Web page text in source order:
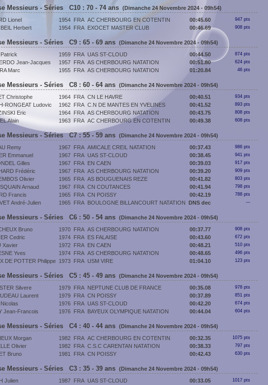
Messieurs - Séries C10 : 70 - 74 ans (Dimanche 24 Novembre 2024 - 09h54)
Lionel 1954 FRA AC CHERBOURG EN COTENTIN 00:45.60 947 pts
Herbert 1954 FRA EXOCET MASTER CLUB 00:46.69 908 pts
Messieurs - Séries C9 : 65 - 69 ans (Dimanche 24 Novembre 2024 - 09h54)
1959 FRA UAS ST-CLOUD 00:44.50 874 pts
Jean-Jacques 1957 FRA AS CHERBOURG NATATION 00:51.80 624 pts
Marc 1955 FRA AS CHERBOURG NATATION 01:20.84 46 pts
Messieurs - Séries C8 : 60 - 64 ans (Dimanche 24 Novembre 2024 - 09h54)
Christophe 1964 FRA CN LE HAVRE 00:40.51 934 pts
RONGEAT Ludovic 1962 FRA C.N DE MANTES EN YVELINES 00:41.52 893 pts
Eric 1964 FRA AS CHERBOURG NATATION 00:43.75 808 pts
Alain 1963 FRA AC CHERBOURG EN COTENTIN 00:49.38 608 pts
Messieurs - Séries C7 : 55 - 59 ans (Dimanche 24 Novembre 2024 - 09h54)
Remy 1967 FRA AMICALE CREIL NATATION 00:37.43 986 pts
Emmanuel 1967 FRA UAS ST-CLOUD 00:38.45 941 pts
Gilles 1967 FRA EN CAEN 00:39.03 917 pts
Frédéric 1967 FRA AS CHERBOURG NATATION 00:39.20 909 pts
Olivier 1965 FRA AS BOUGUENAIS REZE 00:41.82 803 pts
Arnaud 1967 FRA CN COUTANCES 00:41.94 798 pts
Francis 1965 FRA CN POISSY 00:42.19 788 pts
André-Julien 1965 FRA BOULOGNE BILLANCOURT NATATION DNS dec ---
Messieurs - Séries C6 : 50 - 54 ans (Dimanche 24 Novembre 2024 - 09h54)
Bruno 1970 FRA AS CHERBOURG NATATION 00:37.77 908 pts
Cedric 1974 FRA ES FALAISE 00:43.60 672 pts
Xavier 1972 FRA EN CAEN 00:48.21 510 pts
Yves 1974 FRA AS CHERBOURG NATATION 00:48.65 496 pts
DE POTTER Philippe 1973 FRA USM VIRE 01:04.10 123 pts
Messieurs - Séries C5 : 45 - 49 ans (Dimanche 24 Novembre 2024 - 09h54)
Silvere 1979 FRA NEPTUNE CLUB DE FRANCE 00:35.08 978 pts
Laurent 1979 FRA CN POISSY 00:37.89 851 pts
1976 FRA UAS ST-CLOUD 00:42.20 674 pts
Jean-Francois 1976 FRA BAYEUX OLYMPIQUE NATATION 00:44.04 604 pts
Messieurs - Séries C4 : 40 - 44 ans (Dimanche 24 Novembre 2024 - 09h54)
Morgan 1982 FRA AC CHERBOURG EN COTENTIN 00:32.35 1075 pts
Olivier 1982 FRA C.S.C CARENTAN NATATION 00:38.33 797 pts
Bruno 1981 FRA CN POISSY 00:42.43 630 pts
Messieurs - Séries C3 : 35 - 39 ans (Dimanche 24 Novembre 2024 - 09h54)
Julien 1987 FRA UAS ST-CLOUD 00:33.05 1017 pts